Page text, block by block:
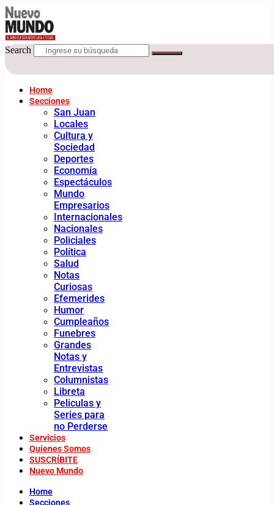
Search
Home
Secciones
San Juan
Locales
Cultura y
Sociedad
Deportes
Economía
Espectáculos
Mundo
Empresarios
Internacionales
Nacionales
Policiales
Política
Salud
Notas
Curiosas
Efemerides
Humor
Cumpleaños
Funebres
Grandes
Notas y
Entrevistas
Columnistas
Libreta
Peliculas y
Series para
no Perderse
Servicios
Quienes Somos
SUSCRÍBITE
Nuevo Mundo
Home
Secciones